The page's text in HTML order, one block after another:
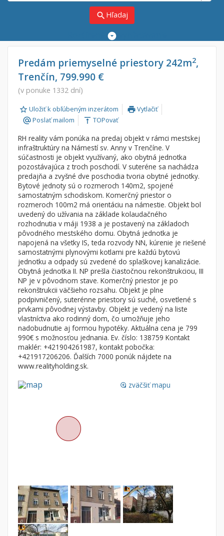
search Hľadaj
Predaj
Prenájom
Od:
Do:
Lokalita
×
×
Trenčiansky (kraj)
Byt
Garsónky
Dvojgarsónky
1-izbové
2-izbové
3-izbové
4 a viac izbové byty
Dom
Vila
Chalupa
Pozemok
Stavebné pozemky
Bývanie a rekreácia
Priemyselný pozemok
Poľnohospodárske pozemky
Nebytové priestory
Administratívne, obchodné
searchHľadaj
Uložiť vyhľadávanie
Predám priemyselné priestory 242m2,
Trenčín, 799.990 €
(v ponuke 1332 dní)
Uložiť k obľúbeným inzerátom printVytlačiť
alternate_emailPoslať mailom vertical_align_top TOPovať
RH reality vám ponúka na predaj objekt v rámci mestskej
infraštruktúry na Námestí sv. Anny v Trenčíne. V
súčastnosti je objekt využívaný, ako obytná jednotka
pozostávajúca z troch poschodí. V suteréne sa nachádza
predajňa a zvyšné dve poschodia tvoria obytné jednotky.
Bytové jednoty sú o rozmeroch 140m2, spojené
samostatným schodiskom. Komerčný priestor o
rozmeroch 100m2 má orientáciu na námestie. Objekt bol
uvedený do užívania na základe kolaudačného
rozhodnutia v máji 1938 a je postavený na základoch
pôvodného mestského domu. Obytná jednotka je
napojená na všetky IS, teda rozvody NN, kúrenie je riešené
samostatnými plynovými kotlami pre každú bytovú
jednotku a odpady sú zvedené do splaškovej kanalizácie.
Obytná jednotka II. NP prešla čiastočnou rekonštrukciou, III
NP je v pôvodnom stave. Komerčný priestor je po
rekonštrukcii väčšieho rozsahu. Objekt je plne
podpivničený, suterénne priestory sú suché, osvetlené s
prvkami pôvodnej výstavby. Objekt je vedený na liste
vlastníctva ako rodinný dom, čo umožňuje jeho
nadobudnutie aj formou hypotéky. Aktuálna cena je 799
990€ s možnosťou jednania. Ev. číslo: 138759 Kontakt
maklér: +421904261987, kontakt pobočka:
+421917206206. Ďalších 7000 ponúk nájdete na
www.realityholding.sk.
loupe zväčšiť mapu